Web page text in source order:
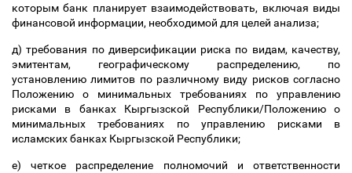
которым банк планирует взаимодействовать, включая виды
финансовой информации, необходимой для целей анализа;
д) требования по диверсификации риска по видам, качеству,
эмитентам, географическому распределению, по
установлению лимитов по различному виду рисков согласно
Положению о минимальных требованиях по управлению
рисками в банках Кыргызской Республики/Положению о
минимальных требованиях по управлению рисками в
исламских банках Кыргызской Республики;
е) четкое распределение полномочий и ответственности